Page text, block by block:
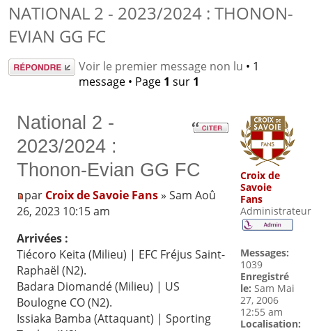
NATIONAL 2 - 2023/2024 : THONON-
EVIAN GG FC
Répondre Voir le premier message non lu • 1
message • Page 1 sur 1
National 2 -
2023/2024 :
Thonon-Evian GG FC
par Croix de Savoie Fans» Sam Aoû
26, 2023 10:15 am
Arrivées :
Tiécoro Keita (Milieu) | EFC Fréjus Saint-
Raphaël (N2).
Badara Diomandé (Milieu) | US
Boulogne CO (N2).
Issiaka Bamba (Attaquant) | Sporting
Croix de
Savoie
Fans
Administrateur
Messages:
1039
Enregistré
le: Sam Mai
27, 2006
12:55 am
Localisation: